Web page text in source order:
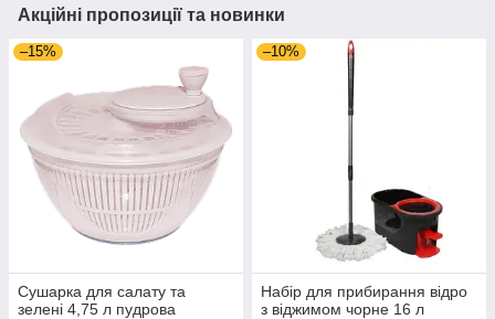
Акційні пропозиції та новинки
–15%
Сушарка для салату та
зелені 4,75 л пудрова
–10%
Набір для прибирання відро
з віджимом чорне 16 л